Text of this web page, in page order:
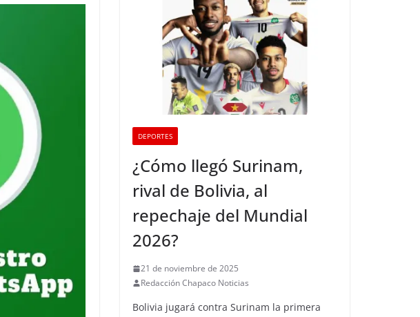
DEPORTES
¿Cómo llegó Surinam,
rival de Bolivia, al
repechaje del Mundial
2026?
21 de noviembre de 2025
Redacción Chapaco Noticias
Bolivia jugará contra Surinam la primera